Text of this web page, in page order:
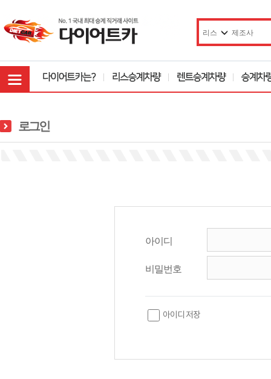
로그인
아이디
비밀번호
아이디 저장